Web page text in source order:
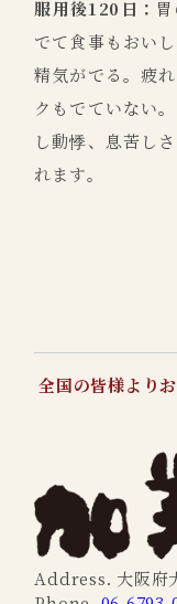
服用後120日：
でて食事もおい
精気がでる。疲
クもでていない
し動悸、息苦し
れます。
全国の皆様より
Address. 大阪府